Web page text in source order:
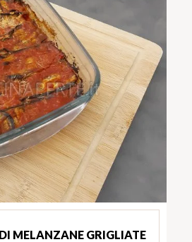
MELANZANE GRIGLIATE